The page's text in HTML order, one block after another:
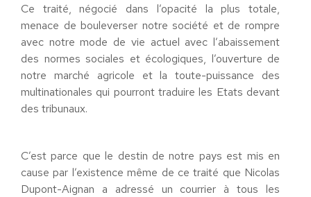
Ce traité, négocié dans l’opacité la plus totale,
menace de bouleverser notre société et de rompre
avec notre mode de vie actuel avec l’abaissement
des normes sociales et écologiques, l’ouverture de
notre marché agricole et la toute-puissance des
multinationales qui pourront traduire les Etats devant
des tribunaux.
C’est parce que le destin de notre pays est mis en
cause par l’existence même de ce traité que Nicolas
Dupont-Aignan a adressé un courrier à tous les